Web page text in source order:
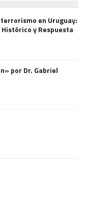
en Uruguay:
y Respuesta
por Dr. Gabriel